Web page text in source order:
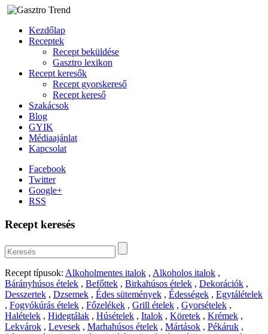
Kezdőlap
Receptek
Recept beküldése
Gasztro lexikon
Recept keresők
Recept gyorskereső
Recept kereső
Szakácsok
Blog
GYIK
Médiaajánlat
Kapcsolat
Facebook
Twitter
Google+
RSS
Recept keresés
Recept típusok: Alkoholmentes italok , Alkoholos italok ,
Bárányhúsos ételek , Befőttek , Birkahúsos ételek , Dekorációk ,
Desszertek , Dzsemek , Édes sütemények , Édességek , Egytálételek
, Fogyókúrás ételek , Főzelékek , Grill ételek , Gyorsételek ,
Halételek , Hidegtálak , Húsételek , Italok , Köretek , Krémek ,
Lekvárok , Levesek , Marhahúsos ételek , Mártások , Pékáruk ,